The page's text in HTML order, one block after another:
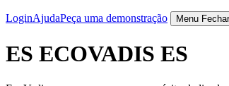
LoginAjudaPeça uma demonstração Menu Fechar
ES ECOVADIS ES